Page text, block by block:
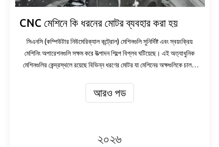
CNC মেশিনে কি ধরনের মোটর ব্যবহার করা হয়
সিএনসি (কম্পিউটার নিউমেরিক্যাল কন্ট্রোল) মেশিনগুলি সুনির্দিষ্ট এবং স্বয়ংক্রিয়
মেশিনিং অপারেশনগুলি সক্ষম করে উত্পাদন শিল্পে বিপ্লব ঘটিয়েছে। এই অত্যাধুনিক
মেশিনগুলির কেন্দ্রস্থলে রয়েছে বিভিন্ন ধরণের মোটর যা মেশিনের অক্ষগুলিকে চালনা
CNC মেশিনে ব্যবহৃত বিভিন্ন ধরণের মোটর বোঝা তাদের জ্ঞানের প্রসারিত
অনুসন্ধানকারী এবং সম্ভাব্য ক্রেতারা কোন মেশিনে বিনিয়োগ করবেন সে সম্পর্কে
অ্যাপ্লিকেশনগুলি অন্বেষণ করব।
আরও পড
২০২৬